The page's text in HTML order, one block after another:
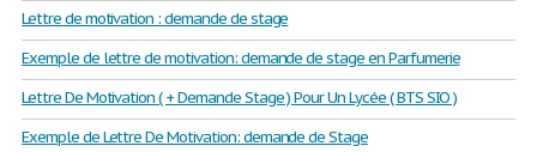
Lettre de motivation : demande de stage
Exemple de lettre de motivation: demande de stage en Parfumerie
Lettre De Motivation ( + Demande Stage ) Pour Un Lycée ( BTS SIO )
Exemple de Lettre De Motivation: demande de Stage